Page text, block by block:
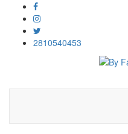
2810540453